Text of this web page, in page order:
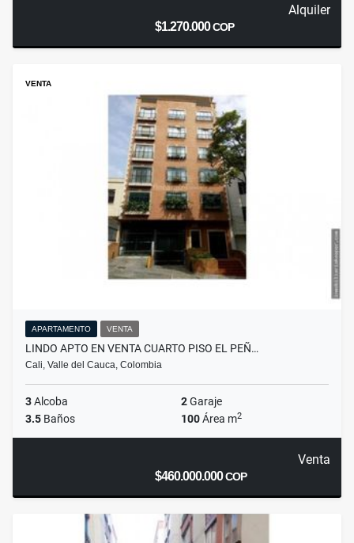
Alquiler
$1.270.000COP
VENTA
APARTAMENTO VENTA
LINDO APTO EN VENTA CUARTO PISO EL PEÑ…
Cali, Valle del Cauca, Colombia
3Alcoba 2Garaje
3.5 Baños 100Área m2
Venta
$460.000.000COP